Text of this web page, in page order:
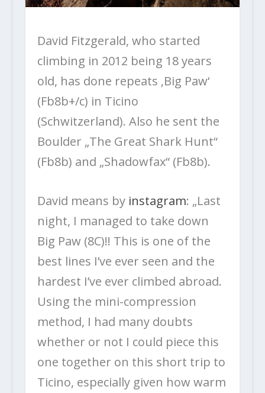
David Fitzgerald, who started
climbing in 2012 being 18 years
old, has done repeats ‚Big Paw‘
(Fb8b+/c) in Ticino
(Schwitzerland). Also he sent the
Boulder „The Great Shark Hunt“
(Fb8b) and „Shadowfax“ (Fb8b).
David means by instagram: „Last
night, I managed to take down
Big Paw (8C)!! This is one of the
best lines I’ve ever seen and the
hardest I’ve ever climbed abroad.
Using the mini-compression
method, I had many doubts
whether or not I could piece this
one together on this short trip to
Ticino, especially given how warm